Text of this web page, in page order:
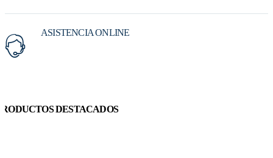
ASISTENCIA ONLINE
DESTACADOS